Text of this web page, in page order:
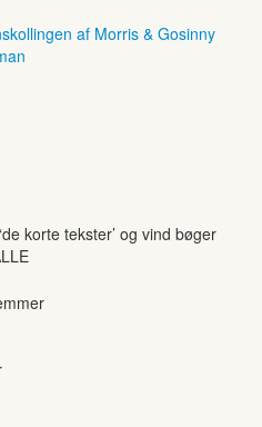
af Morris & Gosinny
korte tekster’ og vind bøger